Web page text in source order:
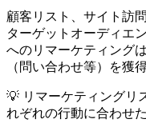
顧客リスト、サイト訪
ターゲットオーディエ
へのリマーケティングは
（問い合わせ等）を獲
💡 リマーケティングリ
れぞれの行動に合わせ